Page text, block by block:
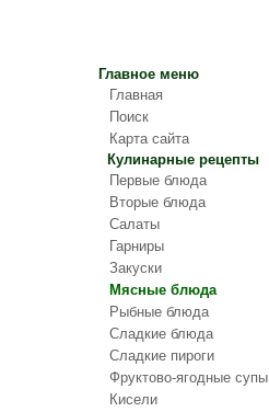
Главное меню
Главная
Поиск
Карта сайта
Кулинарные рецепты
Первые блюда
Вторые блюда
Салаты
Гарниры
Закуски
Мясные блюда
Рыбные блюда
Сладкие блюда
Сладкие пироги
Фруктово-ягодные супы
Кисели